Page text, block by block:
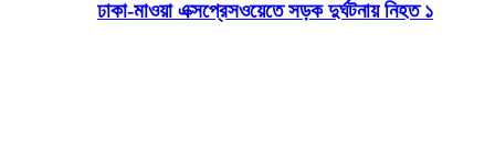
ঢাকা-মাওয়া এক্সপ্রেসওয়েতে সড়ক দুর্ঘটনায় নিহত ১